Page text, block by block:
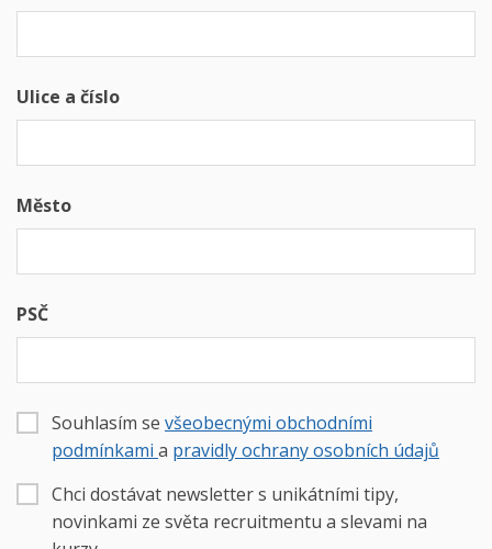
Ulice a číslo
Město
PSČ
Souhlasím se všeobecnými obchodními
podmínkami a pravidly ochrany osobních údajů
Chci dostávat newsletter s unikátními tipy,
novinkami ze světa recruitmentu a slevami na